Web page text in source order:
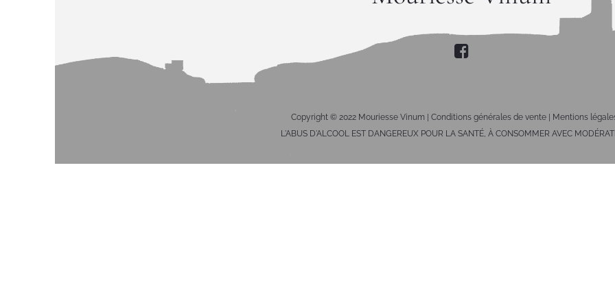
Copyright © 2022 Mouriesse Vinum | Conditions générales de vente | Mentions
L'ABUS D'ALCOOL EST DANGEREUX POUR LA SANTÉ, À CONSOMMER AVEC